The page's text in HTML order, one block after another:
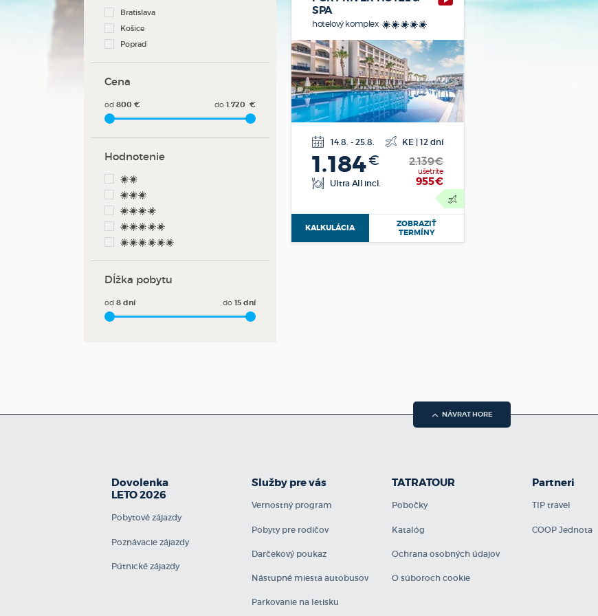
Bratislava
Košice
Poprad
Cena
od 800 € do 1.720 €
Hodnotenie
**
***
****
*****
******
Dĺžka pobytu
od 8 dní do 15 dní
SPA
hotelový komplex *****
14.8. - 25.8.
1.184€ 2.139€
ušetríte
955€
Ultra All incl.
letecká
doprava
KE | 12 dní
KALKULÁCIA
ZOBRAZIŤ
TERMÍNY
NÁVRAT HORE
Dovolenka
LETO 2026
Pobytové zájazdy
Poznávacie zájazdy
Pútnické zájazdy
Služby pre vás
Vernostný program
Pobyty pre rodičov
Darčekový poukaz
Nástupné miesta autobusov
Parkovanie na letisku
TATRATOUR
Pobočky
Katalóg
Ochrana osobných údajov
O súboroch cookie
Partneri
TIP travel
COOP Jednota